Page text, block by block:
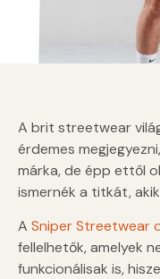
A brit streetwear
érdemes
márka, de épp ettől
ismernék a titkát,
A Sniper Streetwear
fellelhetők, amelyek
funkcionálisak is,